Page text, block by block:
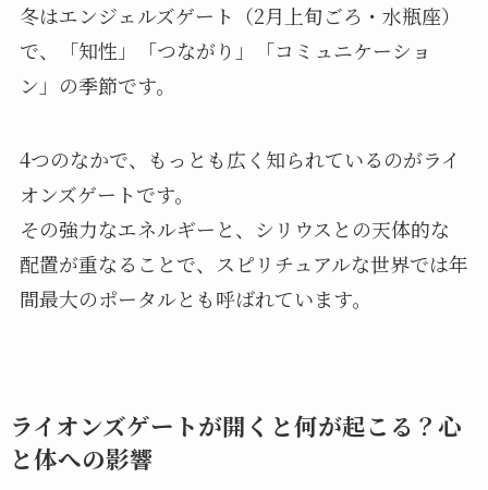
冬はエンジェルズゲート（2月上旬ごろ・水瓶座）
で、「知性」「つながり」「コミュニケーショ
ン」の季節です。
4つのなかで、もっとも広く知られているのがライ
オンズゲートです。
その強力なエネルギーと、シリウスとの天体的な
配置が重なることで、スピリチュアルな世界では年
間最大のポータルとも呼ばれています。
ライオンズゲートが開くと何が起こる？心
と体への影響